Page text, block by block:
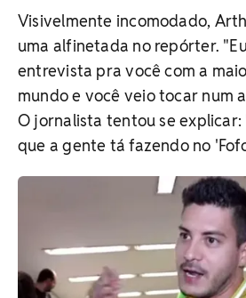
Visivelmente incomodado,
uma alfinetada no repórter.
entrevista pra você com a
mundo e você veio tocar num
O jornalista tentou se explicar:
que a gente tá fazendo no